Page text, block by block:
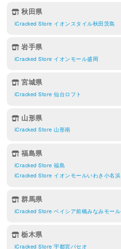
秋田県
iCracked Store イオンスタイル秋田茨島
岩手県
iCracked Store イオンモール盛岡
宮城県
iCracked Store 仙台ロフト
山形県
iCracked Store 山形南
福島県
iCracked Store 福島
iCracked Store イオンモールいわき小名浜
群馬県
iCracked Store ベイシア前橋みなみモール
栃木県
iCracked Store 宇都宮パセオ